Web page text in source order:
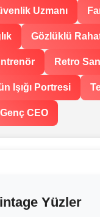
Uzmanı
Gözlüklü
Retro
Işığı Portresi
Genç CEO
Yüzler